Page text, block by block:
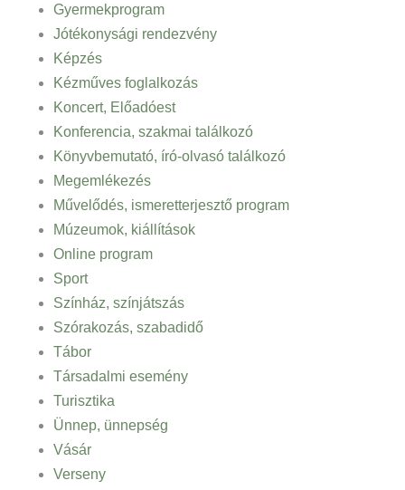
Gyermekprogram
Jótékonysági rendezvény
Képzés
Kézműves foglalkozás
Koncert, Előadóest
Konferencia, szakmai találkozó
Könyvbemutató, író-olvasó találkozó
Megemlékezés
Művelődés, ismeretterjesztő program
Múzeumok, kiállítások
Online program
Sport
Színház, színjátszás
Szórakozás, szabadidő
Tábor
Társadalmi esemény
Turisztika
Ünnep, ünnepség
Vásár
Verseny